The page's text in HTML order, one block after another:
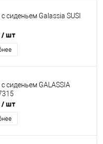
сиденьем Galassia SUSI
/ шт
сиденьем GALASSIA
/ шт